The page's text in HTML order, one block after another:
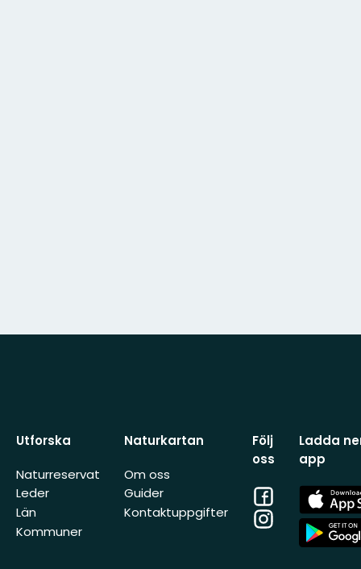
Utforska
Naturreservat
Leder
Län
Kommuner
Naturkartan
Om oss
Guider
Kontaktuppgifter
Följ
oss
Facebook
Instagram
Ladda
app
App
Store
App
Store